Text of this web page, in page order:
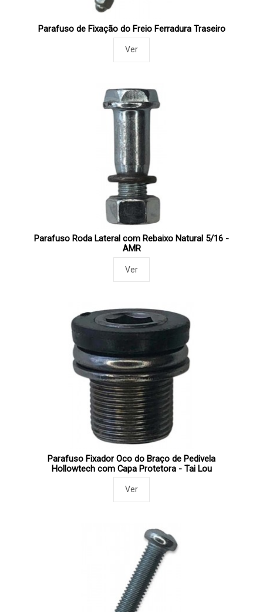
Parafuso de Fixação do Freio Ferradura Traseiro
Ver
Parafuso Roda Lateral com Rebaixo Natural 5/16 -
AMR
Ver
Parafuso Fixador Oco do Braço de Pedivela
Hollowtech com Capa Protetora - Tai Lou
Ver